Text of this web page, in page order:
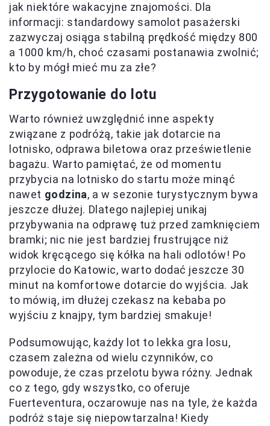
jak niektóre wakacyjne znajomości. Dla
informacji: standardowy samolot pasażerski
zazwyczaj osiąga stabilną prędkość między 800
a 1000 km/h, choć czasami postanawia zwolnić;
kto by mógł mieć mu za złe?
Przygotowanie do lotu
Warto również uwzględnić inne aspekty
związane z podróżą, takie jak dotarcie na
lotnisko, odprawa biletowa oraz prześwietlenie
bagażu. Warto pamiętać, że od momentu
przybycia na lotnisko do startu może minąć
nawet godzina, a w sezonie turystycznym bywa
jeszcze dłużej. Dlatego najlepiej unikaj
przybywania na odprawę tuż przed zamknięciem
bramki; nic nie jest bardziej frustrujące niż
widok kręcącego się kółka na hali odlotów! Po
przylocie do Katowic, warto dodać jeszcze 30
minut na komfortowe dotarcie do wyjścia. Jak
to mówią, im dłużej czekasz na kebaba po
wyjściu z knajpy, tym bardziej smakuje!
Podsumowując, każdy lot to lekka gra losu,
czasem zależna od wielu czynników, co
powoduje, że czas przelotu bywa różny. Jednak
co z tego, gdy wszystko, co oferuje
Fuerteventura, oczarowuje nas na tyle, że każda
podróż staje się niepowtarzalna! Kiedy